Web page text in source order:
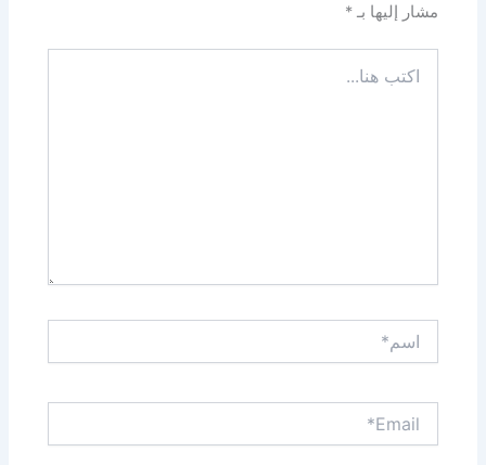
مشار إليها بـ*
هنا...